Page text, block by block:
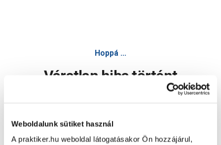
Weboldalunk sütiket használ
A praktiker.hu weboldal látogatásakor Ön hozzájárul,
Hoppá ...
Váratlan hiba történt
Oldal újratöltése